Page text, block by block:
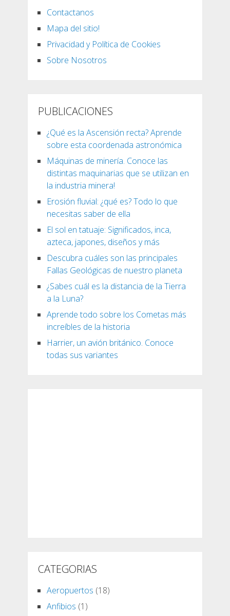
Contactanos
Mapa del sitio!
Privacidad y Política de Cookies
Sobre Nosotros
PUBLICACIONES
¿Qué es la Ascensión recta? Aprende
sobre esta coordenada astronómica
Máquinas de minería. Conoce las
distintas maquinarias que se utilizan en
la industria minera!
Erosión fluvial: ¿qué es? Todo lo que
necesitas saber de ella
El sol en tatuaje: Significados, inca,
azteca, japones, diseños y más
Descubra cuáles son las principales
Fallas Geológicas de nuestro planeta
¿Sabes cuál es la distancia de la Tierra
a la Luna?
Aprende todo sobre los Cometas más
increíbles de la historia
Harrier, un avión británico. Conoce
todas sus variantes
CATEGORIAS
Aeropuertos (18)
Anfibios (1)